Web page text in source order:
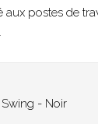
postes de
- Noir